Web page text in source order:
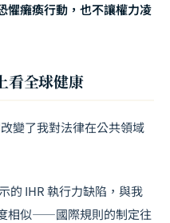
懼癱瘓行動，也不讓權力凌
看全球健康
變了我對法律在公共領域
的 IHR 執行力缺陷，與我
相似——國際規則的制定往